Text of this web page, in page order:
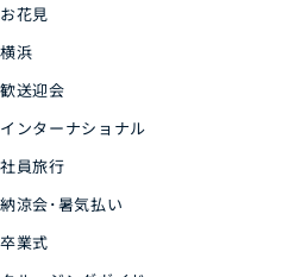
お花見
横浜
歓送迎会
インターナショナル
社員旅行
納涼会･暑気払い
卒業式